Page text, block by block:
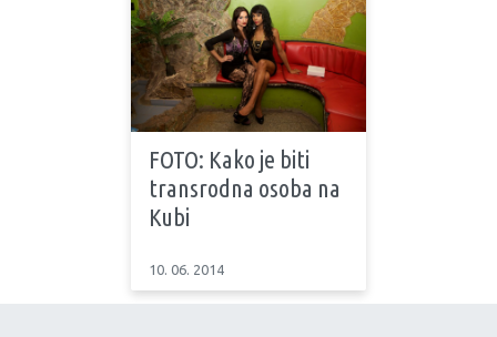
FOTO: Kako je biti
transrodna osoba na
Kubi
10. 06. 2014